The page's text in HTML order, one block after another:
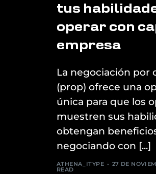
tus
operar con
empresa
La negociación por
(prop) ofrece una
única para que los
muestren sus
obtengan
negociando con [...]
ATHENA_ITYPE 27 DE
READ